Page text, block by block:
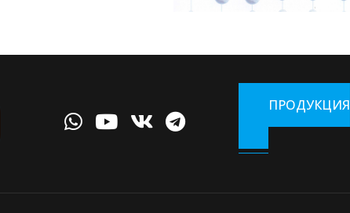
ПРОДУКЦИЯ